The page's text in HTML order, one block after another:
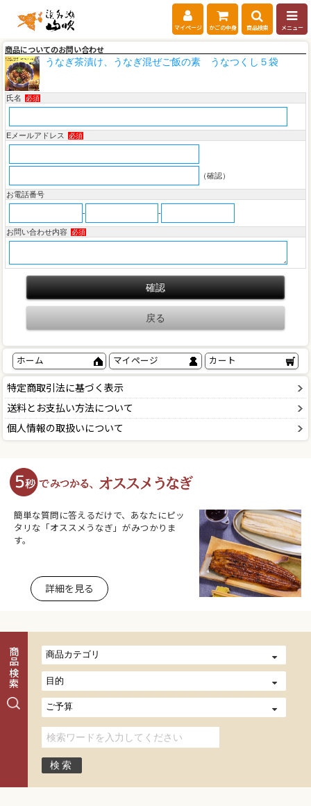
マイページ かごの中身 商品検索 メニュー
商品についてのお問い合わせ
うなぎ茶漬け、うなぎ混ぜご飯の素 うなつくし５袋
氏名 必須
Eメールアドレス 必須
（確認）
お電話番号
- -
お問い合わせ内容 必須
ホーム マイページ カート
特定商取引法に基づく表示
送料とお支払い方法について
個人情報の取扱いについて
簡単な質問に答えるだけで、あなたにピッ
タリな「オススメうなぎ」がみつかりま
す。
詳細を見る
商品検索